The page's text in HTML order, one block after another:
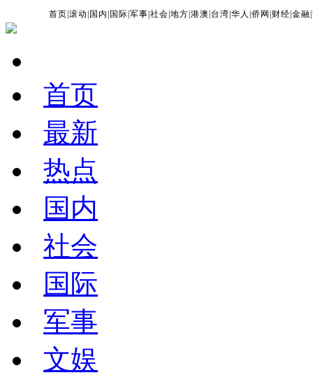
首页 |滚动 国内 国际 |军事 |社会 |地方 |港澳 台湾 |华人 |侨网 财经 |金融 |
首页
最新
热点
国内
社会
国际
军事
文娱